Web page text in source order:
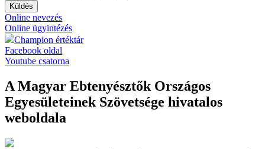
Küldés
Online nevezés
Online ügyintézés
Champion értéktár
Facebook oldal
Youtube csatorna
A Magyar Ebtenyésztők Országos
Egyesületeinek Szövetsége hivatalos
weboldala